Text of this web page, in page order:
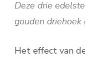
Deze drie
gouden driehoek
Het effect van